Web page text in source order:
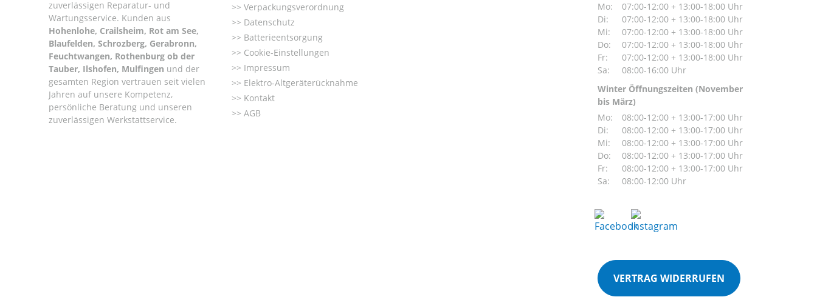
zuverlässigen Reparatur- und
Wartungsservice. Kunden aus
Hohenlohe, Crailsheim, Rot am See,
Blaufelden, Schrozberg, Gerabronn,
Feuchtwangen, Rothenburg ob der
Tauber, Ilshofen, Mulfingen und der
gesamten Region vertrauen seit vielen
Jahren auf unsere Kompetenz,
persönliche Beratung und unseren
zuverlässigen Werkstattservice.
Verpackungsverordnung
Datenschutz
Batterieentsorgung
Cookie-Einstellungen
Impressum
Elektro-Altgeräterücknahme
Kontakt
AGB
Mo:
07:00-12:00 + 13:00-18:00 Uhr
Di:
07:00-12:00 + 13:00-18:00 Uhr
Mi:
07:00-12:00 + 13:00-18:00 Uhr
Do:
07:00-12:00 + 13:00-18:00 Uhr
Fr:
07:00-12:00 + 13:00-18:00 Uhr
Sa:
08:00-16:00 Uhr
Winter Öffnungszeiten (November
bis März)
Mo:
08:00-12:00 + 13:00-17:00 Uhr
Di:
08:00-12:00 + 13:00-17:00 Uhr
Mi:
08:00-12:00 + 13:00-17:00 Uhr
Do:
08:00-12:00 + 13:00-17:00 Uhr
Fr:
08:00-12:00 + 13:00-17:00 Uhr
Sa:
08:00-12:00 Uhr
VERTRAG WIDERRUFEN